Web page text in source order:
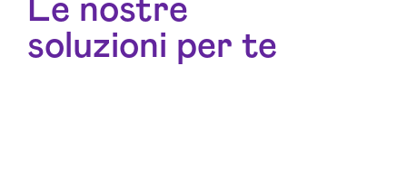
Le nostre
soluzioni per te